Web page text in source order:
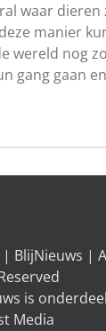
waar dieren
manier
wereld nog
gang gaan en
BlijNieuws |
is
Media